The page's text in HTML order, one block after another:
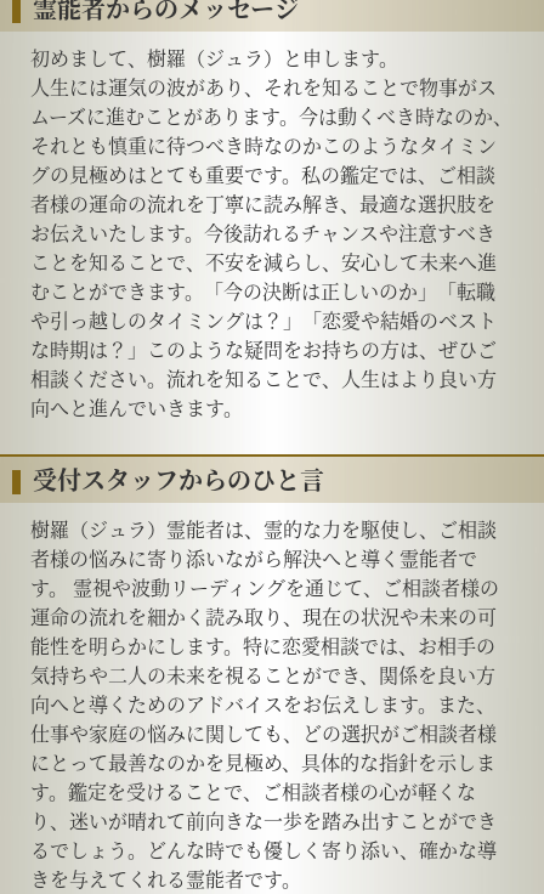
霊能者からのメッセージ
初めまして、樹羅（ジュラ）と申します。
人生には運気の波があり、それを知ることで物事がス
ムーズに進むことがあります。今は動くべき時なのか、
それとも慎重に待つべき時なのかこのようなタイミン
グの見極めはとても重要です。私の鑑定では、ご相談
者様の運命の流れを丁寧に読み解き、最適な選択肢を
お伝えいたします。今後訪れるチャンスや注意すべき
ことを知ることで、不安を減らし、安心して未来へ進
むことができます。「今の決断は正しいのか」「転職
や引っ越しのタイミングは？」「恋愛や結婚のベスト
な時期は？」このような疑問をお持ちの方は、ぜひご
相談ください。流れを知ることで、人生はより良い方
向へと進んでいきます。
受付スタッフからのひと言
樹羅（ジュラ）霊能者は、霊的な力を駆使し、ご相談
者様の悩みに寄り添いながら解決へと導く霊能者で
す。 霊視や波動リーディングを通じて、ご相談者様の
運命の流れを細かく読み取り、現在の状況や未来の可
能性を明らかにします。特に恋愛相談では、お相手の
気持ちや二人の未来を視ることができ、関係を良い方
向へと導くためのアドバイスをお伝えします。また、
仕事や家庭の悩みに関しても、どの選択がご相談者様
にとって最善なのかを見極め、具体的な指針を示しま
す。鑑定を受けることで、ご相談者様の心が軽くな
り、迷いが晴れて前向きな一歩を踏み出すことができ
るでしょう。どんな時でも優しく寄り添い、確かな導
きを与えてくれる霊能者です。